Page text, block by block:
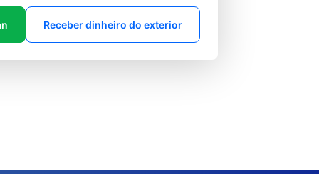
Receber dinheiro do exterior